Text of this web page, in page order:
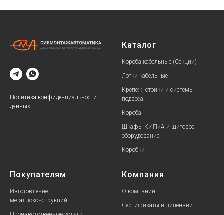
Политика конфиденциальности
данных
Каталог
Короба кабельные (Секции)
Лотки кабельные
Крепеж, стойки и системы
подвеса
Короба
Шкафы КИПиА и щитовое
оборудование
Коробки
Покупателям
Изготовление
металлоконструкций
Компания
О компании
Сертификаты и лицензии